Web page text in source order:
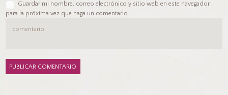
Guardar mi nombre, correo electrónico y sitio web en este navegador
para la próxima vez que haga un comentario.